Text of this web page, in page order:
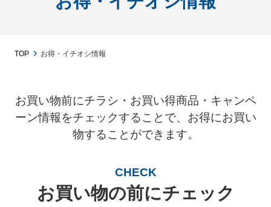
TOP お得・イチオシ情報
お買い物前にチラシ・お買い得商品・キャンペ
ーン情報をチェックすることで、お得にお買い
物することができます。
CHECK
お買い物の前にチェック